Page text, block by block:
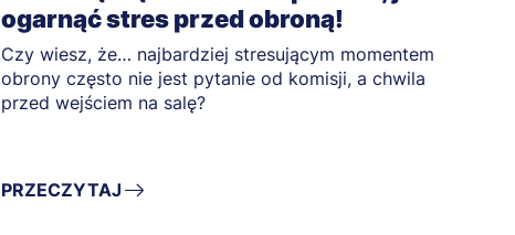
ogarnąć stres przed obroną!
Czy wiesz, że… najbardziej stresującym momentem
obrony często nie jest pytanie od komisji, a chwila
przed wejściem na salę?
PRZECZYTAJ